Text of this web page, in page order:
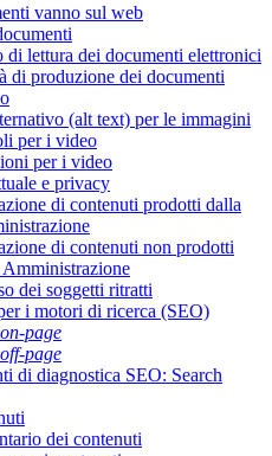
vanno sul web
di lettura dei documenti elettronici
di produzione dei documenti
(alt text) per le immagini
per i video
per i video
e privacy
di contenuti prodotti dalla
di contenuti non prodotti
dei soggetti ritratti
i motori di ricerca (SEO)
on-page
off-page
di diagnostica SEO: Search
dei contenuti